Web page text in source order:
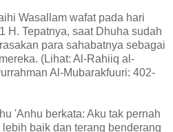
Wasallam wafat pada hari
H. Tepatnya, saat Dhuha sudah
para sahabatnya sebagai
(Lihat: Al-Rahiiq al-
Al-Mubarakfuuri: 402-
'Anhu berkata: Aku tak pernah
baik dan terang benderang